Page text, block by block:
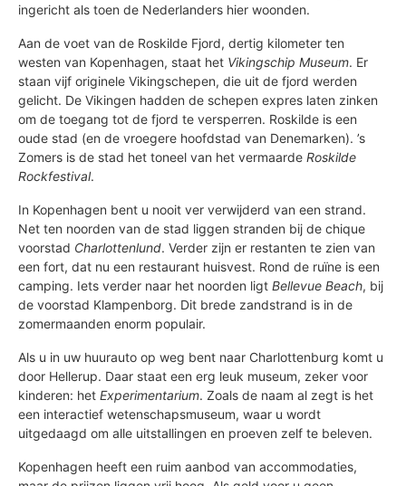
ingericht als toen de Nederlanders hier woonden.
Aan de voet van de Roskilde Fjord, dertig kilometer ten
westen van Kopenhagen, staat het Vikingschip Museum. Er
staan vijf originele Vikingschepen, die uit de fjord werden
gelicht. De Vikingen hadden de schepen expres laten zinken
om de toegang tot de fjord te versperren. Roskilde is een
oude stad (en de vroegere hoofdstad van Denemarken). ’s
Zomers is de stad het toneel van het vermaarde Roskilde
Rockfestival.
In Kopenhagen bent u nooit ver verwijderd van een strand.
Net ten noorden van de stad liggen stranden bij de chique
voorstad Charlottenlund. Verder zijn er restanten te zien van
een fort, dat nu een restaurant huisvest. Rond de ruïne is een
camping. Iets verder naar het noorden ligt Bellevue Beach, bij
de voorstad Klampenborg. Dit brede zandstrand is in de
zomermaanden enorm populair.
Als u in uw huurauto op weg bent naar Charlottenburg komt u
door Hellerup. Daar staat een erg leuk museum, zeker voor
kinderen: het Experimentarium. Zoals de naam al zegt is het
een interactief wetenschapsmuseum, waar u wordt
uitgedaagd om alle uitstallingen en proeven zelf te beleven.
Kopenhagen heeft een ruim aanbod van accommodaties,